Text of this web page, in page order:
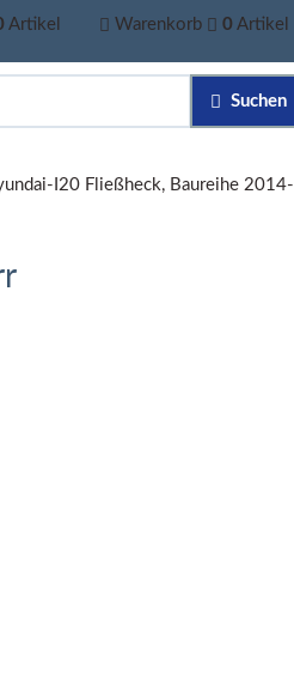
Artikel Warenkorb 0 Artikel
Suchen
I20 Fließheck, Baureihe 2014-